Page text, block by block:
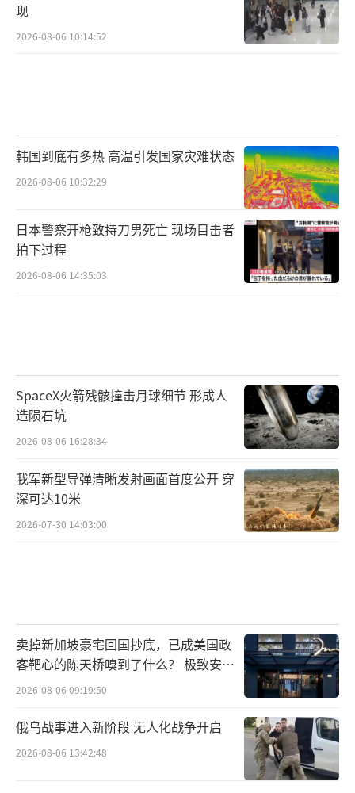
现
2026-08-06 10:14:52
韩国到底有多热 高温引发国家灾难状态
2026-08-06 10:32:29
日本警察开枪致持刀男死亡 现场目击者
拍下过程
2026-08-06 14:35:03
SpaceX火箭残骸撞击月球细节 形成人
造陨石坑
2026-08-06 16:28:34
我军新型导弹清晰发射画面首度公开 穿
深可达10米
2026-07-30 14:03:00
卖掉新加坡豪宅回国抄底，已成美国政
客靶心的陈天桥嗅到了什么？ 极致安全
的追寻
2026-08-06 09:19:50
俄乌战事进入新阶段 无人化战争开启
2026-08-06 13:42:48